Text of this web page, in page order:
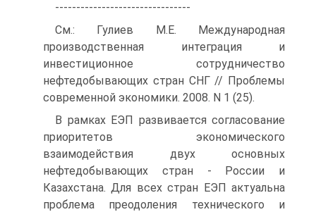
--------------------------------
См.: Гулиев М.Е. Международная
производственная интеграция и
инвестиционное сотрудничество
нефтедобывающих стран СНГ // Проблемы
современной экономики. 2008. N 1 (25).
В рамках ЕЭП развивается согласование
приоритетов экономического
взаимодействия двух основных
нефтедобывающих стран - России и
Казахстана. Для всех стран ЕЭП актуальна
проблема преодоления технического и